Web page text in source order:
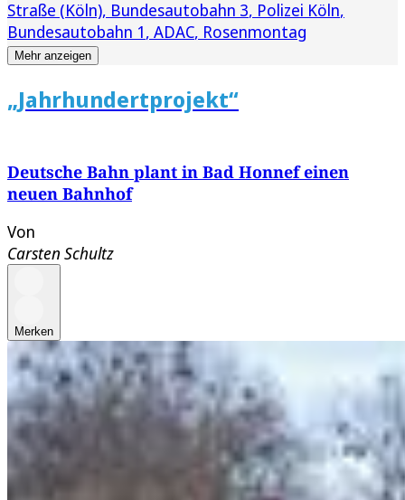
Straße (Köln) Bundesautobahn 3 Polizei Köln
Bundesautobahn 1 ADAC Rosenmontag
Mehr anzeigen
„Jahrhundertprojekt“
Deutsche Bahn plant in Bad Honnef einen
neuen Bahnhof
Von
Carsten Schultz
Merken